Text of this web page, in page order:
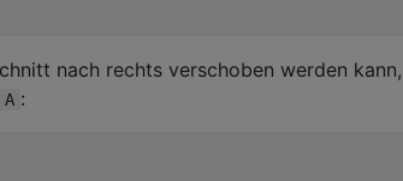
nach rechts verschoben werden
A :